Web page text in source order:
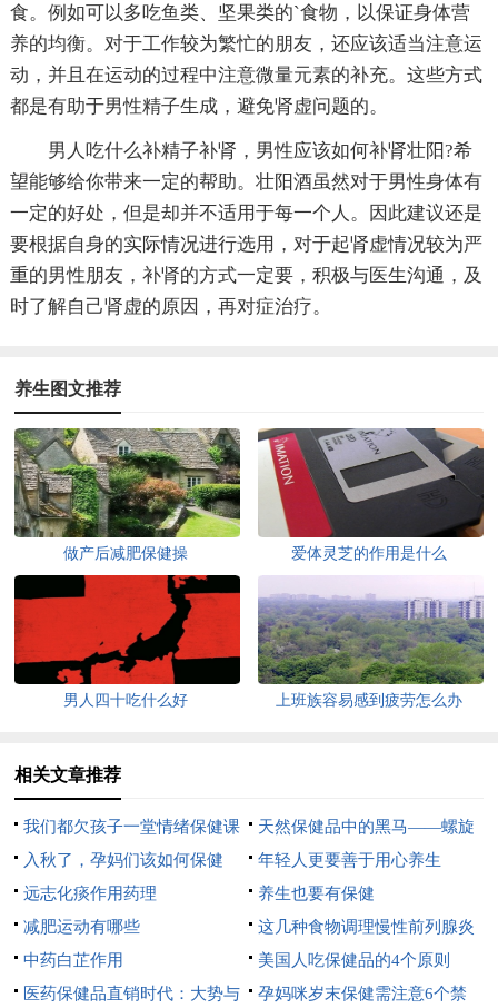
食。例如可以多吃鱼类、坚果类的`食物，以保证身体营
养的均衡。对于工作较为繁忙的朋友，还应该适当注意运
动，并且在运动的过程中注意微量元素的补充。这些方式
都是有助于男性精子生成，避免肾虚问题的。
男人吃什么补精子补肾，男性应该如何补肾壮阳?希
望能够给你带来一定的帮助。壮阳酒虽然对于男性身体有
一定的好处，但是却并不适用于每一个人。因此建议还是
要根据自身的实际情况进行选用，对于起肾虚情况较为严
重的男性朋友，补肾的方式一定要，积极与医生沟通，及
时了解自己肾虚的原因，再对症治疗。
养生图文推荐
做产后减肥保健操 爱体灵芝的作用是什么
男人四十吃什么好 上班族容易感到疲劳怎么办
相关文章推荐
我们都欠孩子一堂情绪保健课
天然保健品中的黑马——螺旋
藻
入秋了，孕妈们该如何保健
呢？
年轻人更要善于用心养生
远志化痰作用药理
养生也要有保健
减肥运动有哪些
这几种食物调理慢性前列腺炎
疾病
中药白芷作用
美国人吃保健品的4个原则
医药保健品直销时代：大势与
孕妈咪岁末保健需注意6个禁